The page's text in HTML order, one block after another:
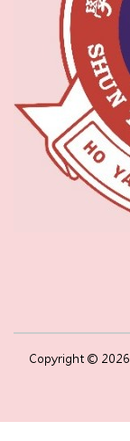
Copyright © 2026.